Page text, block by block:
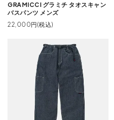
GRAMICCI グラミチ タオスキャン
バスパンツ メンズ
22,000円(税込)